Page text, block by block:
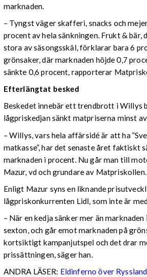
marknaden.
– Tyngst väger skafferi, snacks och
procent av hela sänkningen. Frukt & bär,
stora av säsongsskäl, förklarar bara 6
grönsaker, där marknaden höjde 0,7
sänkte 0,6 procent, rapporterar
Efterlängtat besked
Beskedet innebär ett trendbrott i Willys
lågpriskedjan sänkt matpriserna minst
– Willys, vars hela affärsidé är att ha
matkasse”, har det senaste året faktiskt
marknaden i procent. Nu går man till
Mazur, vd och grundare av Matpriskollen.
Enligt Mazur syns en liknande
lågpriskonkurrenten Lidl, som inte är
– När en kedja sänker mer än
sexton, och går emot marknaden på
kortsiktigt kampanjutspel och det drar
prissättningen, säger han.
ANDRA LÄSER: Eldinferno över Ryssland